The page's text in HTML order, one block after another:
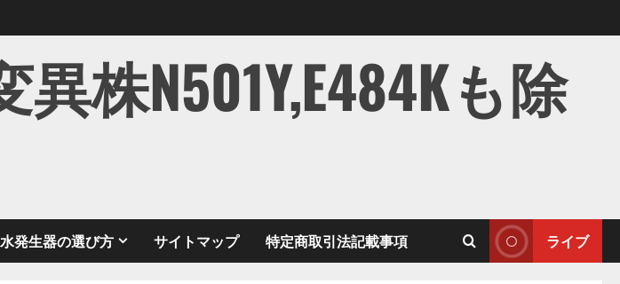
株N501Y,E484Kも除
発生器の選び方 サイトマップ 特定商取引法記載事項 ライブ